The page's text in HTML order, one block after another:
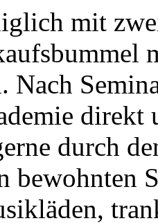
mit
Nach
direkt
durch
bewohnten